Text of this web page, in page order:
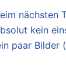
nächsten
kein
paar Bilder